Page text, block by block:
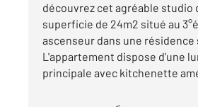
découvrez cet agréable studio
superficie de 24m2 situé au
ascenseur dans une résidence
L'appartement dispose d'une
principale avec kitchenette